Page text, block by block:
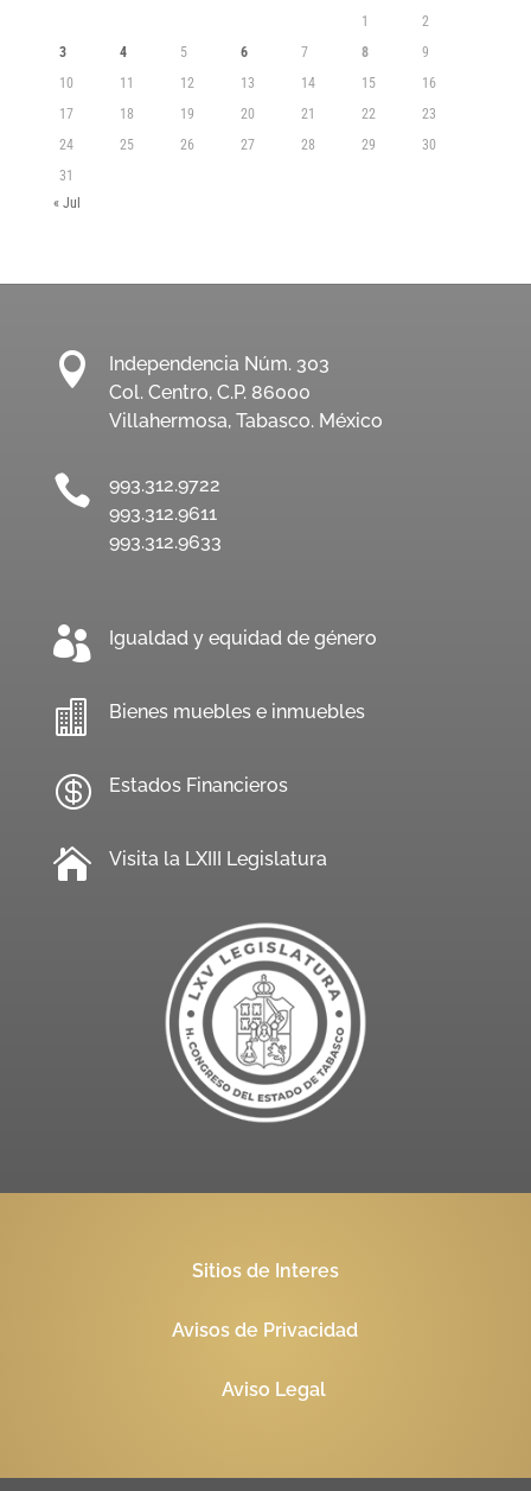
1
2
3
4 5 6 7 8
9
10
11 12 13 14 15
16
17
18 19 20 21 22
23
24
25 26 27 28 29
30
31
« Jul

Independencia Núm. 303
Col. Centro, C.P. 86000
Villahermosa, Tabasco. México

993.312.9722
993.312.9611
993.312.9633
 Igualdad y equidad de género
 Bienes muebles e inmuebles
 Estados Financieros
 Visita la LXIII Legislatura
Sitios de Interes
Avisos de Privacidad
Aviso Legal